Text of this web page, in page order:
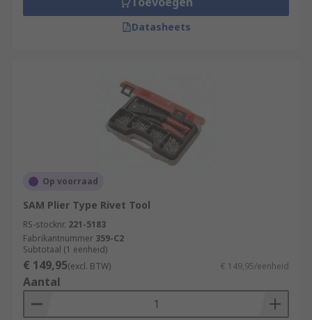
Datasheets
Op voorraad
SAM Plier Type Rivet Tool
RS-stocknr. 221-5183
Fabrikantnummer 359-C2
Subtotaal (1 eenheid)
€ 149,95(excl. BTW) € 149,95/eenheid
Aantal